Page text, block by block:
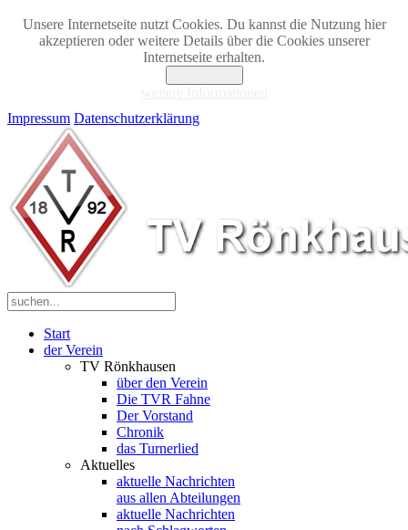
Unsere Internetseite nutzt Cookies. Du kannst die Nutzung hier
akzeptieren oder weitere Details über die Cookies unserer
Internetseite erhalten.
Impressum Datenschutzerklärung
Start
der Verein
TV Rönkhausen
über den Verein
Die TVR Fahne
Der Vorstand
Chronik
das Turnerlied
Aktuelles
aktuelle Nachrichten
aus allen Abteilungen
aktuelle Nachrichten